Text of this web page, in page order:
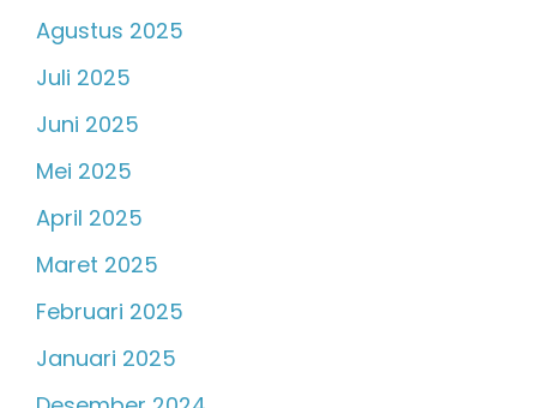
Agustus 2025
Juli 2025
Juni 2025
Mei 2025
April 2025
Maret 2025
Februari 2025
Januari 2025